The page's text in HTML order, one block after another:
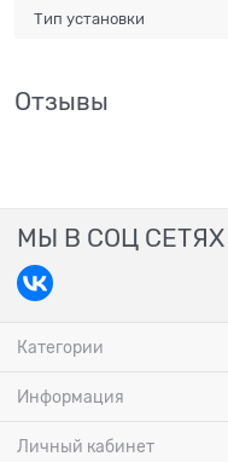
Тип установки
Отзывы
МЫ В СОЦ СЕТЯХ
Категории
Информация
Личный кабинет